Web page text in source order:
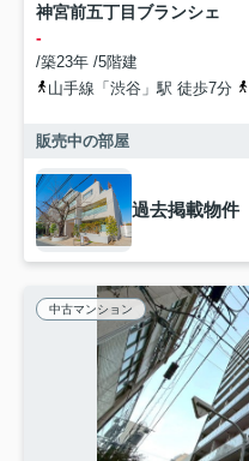
神宮前五丁目ブランシェ
-
/築23年 /5階建
山手線「渋谷」駅 徒歩7分
販売中の部屋
過去掲載物件
中古マンション